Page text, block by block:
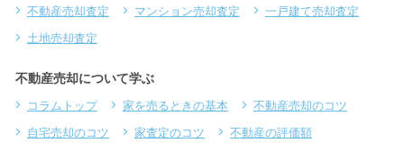
不動産売却査定 マンション売却査定
一戸建て売却査定
土地売却査定
不動産売却について学ぶ
コラムトップ 家を売るときの基本
不動産売却のコツ
自宅売却のコツ
家査定のコツ 不動産の評価額